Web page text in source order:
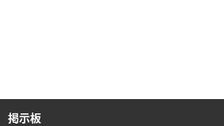
掲示板